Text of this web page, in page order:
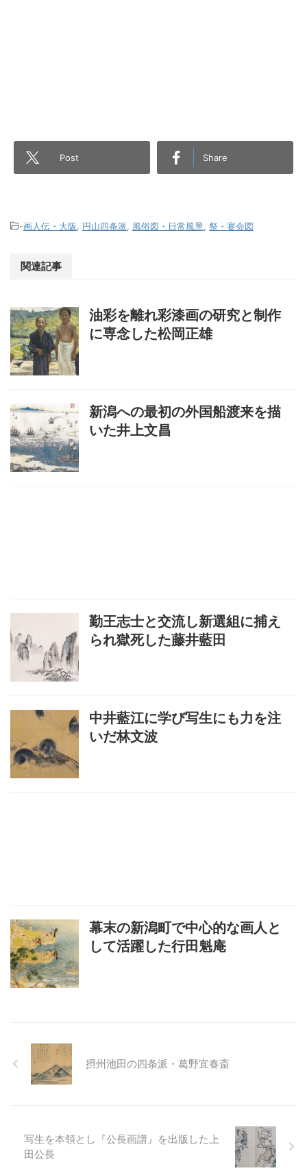
Post Share
-画人伝・大阪 円山四条派 風俗図・日常風景 祭・宴会図
関連記事
油彩を離れ彩漆画の研究と制作
に専念した松岡正雄
新潟への最初の外国船渡来を描
いた井上文昌
勤王志士と交流し新選組に捕え
られ獄死した藤井藍田
中井藍江に学び写生にも力を注
いだ林文波
幕末の新潟町で中心的な画人と
して活躍した行田魁庵
摂州池田の四条派・葛野宜春斎
写生を本領とし『公長画譜』を出版した上
田公長